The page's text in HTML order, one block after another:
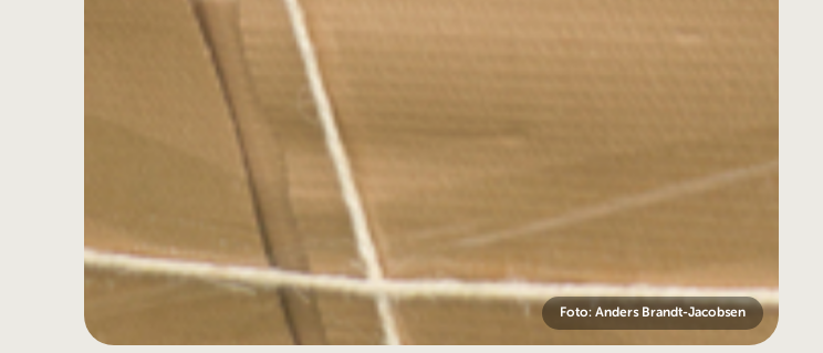
Foto: Anders Brandt-Jacobsen